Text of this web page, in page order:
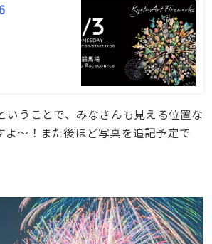
いうことで、みなさんも見える位置な
よ〜！また後ほど写真を追記予定で